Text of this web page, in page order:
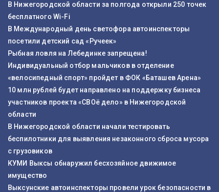
В Нижегородской области за полгода открыли 250 точек
бесплатного Wi-Fi
В Международный день светофора автоинспекторы
посетили детский сад «Ручеек»
Рыбная ловля на Лебединке запрещена!
Индивидуальный отбор мальчиков в отделение
«велосипедный спорт» пройдет в ФОК «Баташев Арена»
10 млн рублей будет направлено на поддержку бизнеса
участников проекта «СВОё дело» в Нижегородской
области
В Нижегородской области начали тестировать
беспилотники для выявления незаконного сброса мусора
с грузовиков
КУМИ Выксы обнаружил бесхозяйное движимое
имущество
Выксунские автоинспекторы провели урок безопасности в